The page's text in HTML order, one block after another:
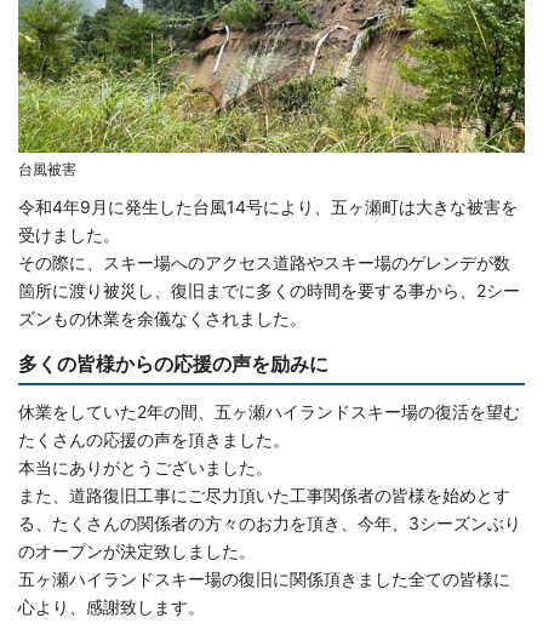
台風被害
令和4年9月に発生した台風14号により、五ヶ瀬町は大きな被害を
受けました。
その際に、スキー場へのアクセス道路やスキー場のゲレンデが数
箇所に渡り被災し、復旧までに多くの時間を要する事から、2シー
ズンもの休業を余儀なくされました。
多くの皆様からの応援の声を励みに
休業をしていた2年の間、五ヶ瀬ハイランドスキー場の復活を望む
たくさんの応援の声を頂きました。
本当にありがとうございました。
また、道路復旧工事にご尽力頂いた工事関係者の皆様を始めとす
る、たくさんの関係者の方々のお力を頂き、今年、3シーズンぶり
のオープンが決定致しました。
五ヶ瀬ハイランドスキー場の復旧に関係頂きました全ての皆様に
心より、感謝致します。